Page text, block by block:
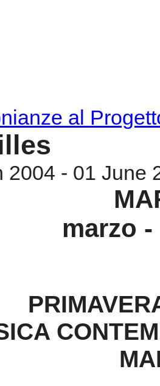
al
2004 - 01 June
marzo
con
(groupe